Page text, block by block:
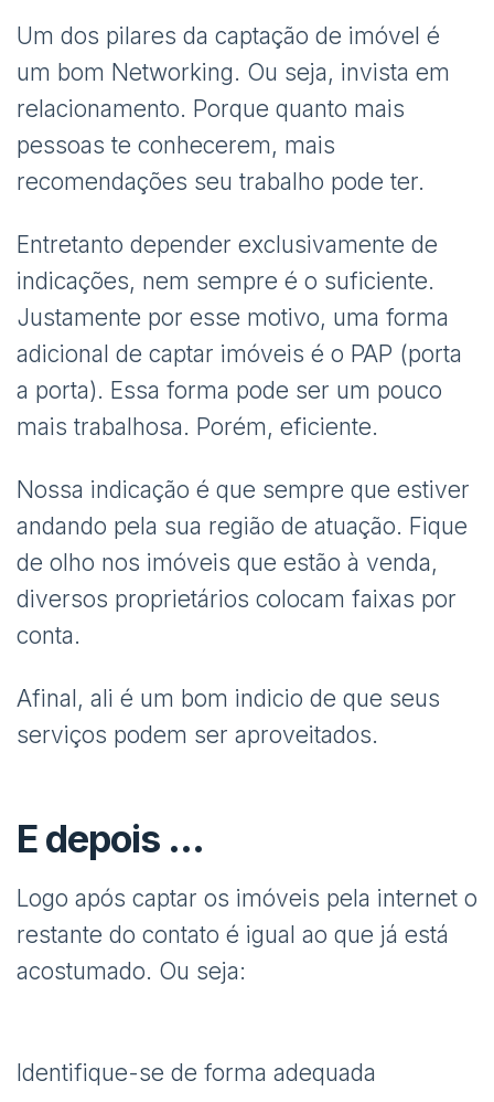
Um dos pilares da captação de imóvel é
um bom Networking. Ou seja, invista em
relacionamento. Porque quanto mais
pessoas te conhecerem, mais
recomendações seu trabalho pode ter.
Entretanto depender exclusivamente de
indicações, nem sempre é o suficiente.
Justamente por esse motivo, uma forma
adicional de captar imóveis é o PAP (porta
a porta). Essa forma pode ser um pouco
mais trabalhosa. Porém, eficiente.
Nossa indicação é que sempre que estiver
andando pela sua região de atuação. Fique
de olho nos imóveis que estão à venda,
diversos proprietários colocam faixas por
conta.
Afinal, ali é um bom indicio de que seus
serviços podem ser aproveitados.
E depois …
Logo após captar os imóveis pela internet o
restante do contato é igual ao que já está
acostumado. Ou seja:
Identifique-se de forma adequada